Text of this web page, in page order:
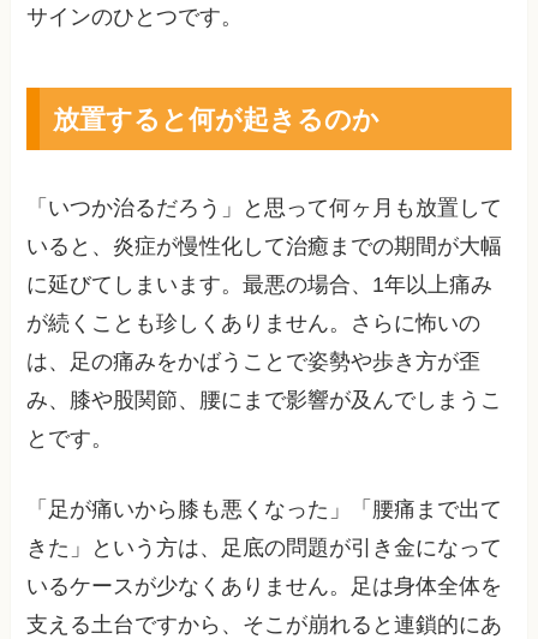
サインのひとつです。
放置すると何が起きるのか
「いつか治るだろう」と思って何ヶ月も放置して
いると、炎症が慢性化して治癒までの期間が大幅
に延びてしまいます。最悪の場合、1年以上痛み
が続くことも珍しくありません。さらに怖いの
は、足の痛みをかばうことで姿勢や歩き方が歪
み、膝や股関節、腰にまで影響が及んでしまうこ
とです。
「足が痛いから膝も悪くなった」「腰痛まで出て
きた」という方は、足底の問題が引き金になって
いるケースが少なくありません。足は身体全体を
支える土台ですから、そこが崩れると連鎖的にあ